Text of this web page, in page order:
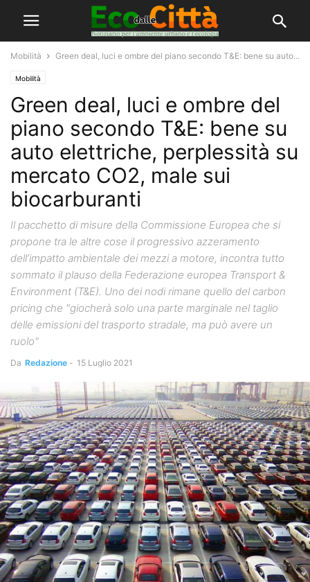
Mobilità Green deal, luci e ombre del piano secondo T&E: bene su auto...
Mobilità
Green deal, luci e ombre del
piano secondo T&E: bene su
auto elettriche, perplessità su
mercato CO2, male sui
biocarburanti
Il pacchetto di misure della Commissione Europea che si
propone tra le altre cose il progressivo azzeramento
dell’impatto ambientale dei mezzi a motore, incontra tutto
sommato il plauso della Federazione europea Transport &
Environment (T&E). Uno dei nodi rimane quello del carbon
pricing che "giocherà solo una parte marginale nel taglio
delle emissioni del trasporto stradale, ma può avere un
ruolo"
Da Redazione - 15 Luglio 2021